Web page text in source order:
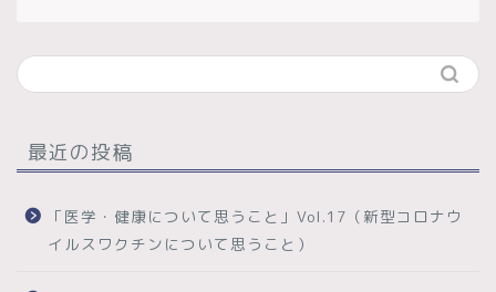
最近の投稿
「医学・健康について思うこと」Vol.17（新型コロナウ
イルスワクチンについて思うこと）